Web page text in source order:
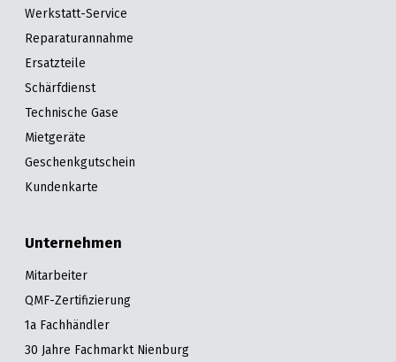
Werkstatt-Service
Reparaturannahme
Ersatzteile
Schärfdienst
Technische Gase
Mietgeräte
Geschenkgutschein
Kundenkarte
Unternehmen
Mitarbeiter
QMF-Zertifizierung
1a Fachhändler
30 Jahre Fachmarkt Nienburg